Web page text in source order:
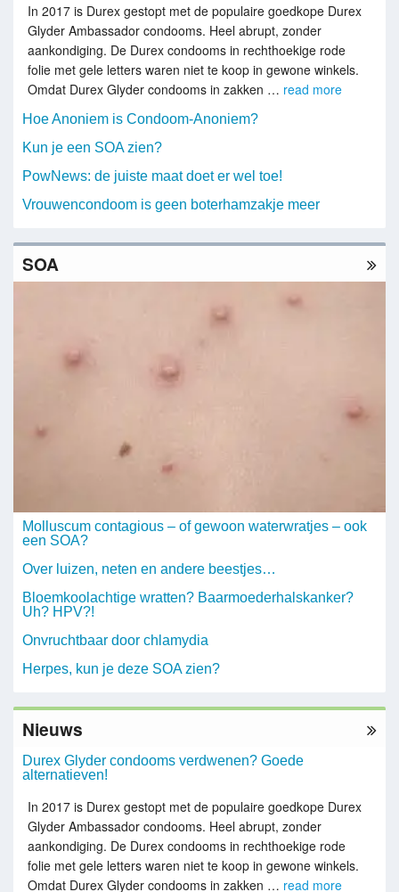
In 2017 is Durex gestopt met de populaire goedkope Durex
Glyder Ambassador condooms. Heel abrupt, zonder
aankondiging. De Durex condooms in rechthoekige rode
folie met gele letters waren niet te koop in gewone winkels.
Omdat Durex Glyder condooms in zakken … read more
Hoe Anoniem is Condoom-Anoniem?
Kun je een SOA zien?
PowNews: de juiste maat doet er wel toe!
Vrouwencondoom is geen boterhamzakje meer
SOA
Molluscum contagious – of gewoon waterwratjes – ook
een SOA?
Over luizen, neten en andere beestjes…
Bloemkoolachtige wratten? Baarmoederhalskanker?
Uh? HPV?!
Onvruchtbaar door chlamydia
Herpes, kun je deze SOA zien?
Nieuws
Durex Glyder condooms verdwenen? Goede
alternatieven!
In 2017 is Durex gestopt met de populaire goedkope Durex
Glyder Ambassador condooms. Heel abrupt, zonder
aankondiging. De Durex condooms in rechthoekige rode
folie met gele letters waren niet te koop in gewone winkels.
Omdat Durex Glyder condooms in zakken … read more